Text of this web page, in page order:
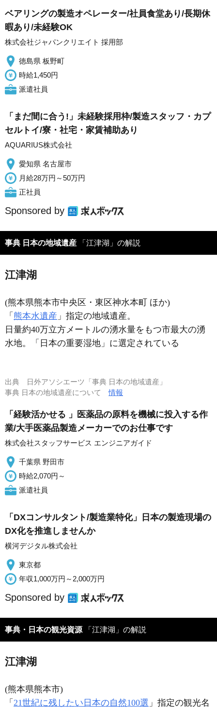
ベアリングの製造オペレーター/社員食堂あり/長期休
暇あり/未経験OK
株式会社ジャパンクリエイト 採用部
徳島県 板野町
時給1,450円
派遣社員
「まだ間に合う!」未経験採用枠/製造スタッフ・カプ
セルトイ/寮・社宅・家賃補助あり
AQUARIUS株式会社
愛知県 名古屋市
月給28万円～50万円
正社員
Sponsored by
事典 日本の地域遺産 「江津湖」の解説
江津湖
(熊本県熊本市中央区・東区神水本町 ほか)
「 熊本水遺産 」指定の地域遺産。
日量約40万立方メートルの湧水量をもつ市最大の湧
水地。「日本の重要湿地」に選定されている
出典
日外アソシエーツ「事典 日本の地域遺産」
事典 日本の地域遺産について情報
「経験活かせる 」医薬品の原料を機械に投入する作
業/大手医薬品製造メーカーでのお仕事です
株式会社スタッフサービス エンジニアガイド
千葉県 野田市
時給2,070円～
派遣社員
「DXコンサルタント/製造業特化」日本の製造現場の
DX化を推進しませんか
横河デジタル株式会社
東京都
年収1,000万円～2,000万円
Sponsored by
事典・日本の観光資源 「江津湖」の解説
江津湖
(熊本県熊本市)
「 21世紀に残したい日本の自然100選 」指定の観光名